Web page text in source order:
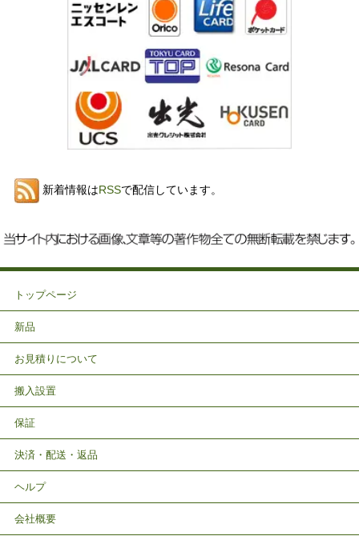
新着情報はRSSで配信しています。
トップページ
新品
お見積りについて
搬入設置
保証
決済・配送・返品
ヘルプ
会社概要